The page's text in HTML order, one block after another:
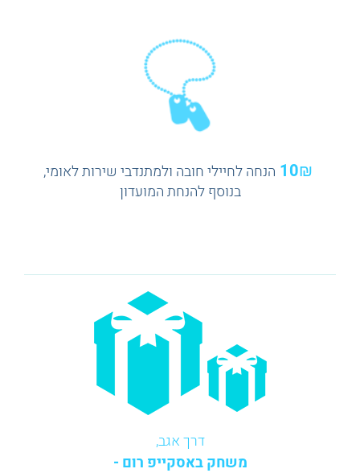
10₪ הנחה לחיילי חובה ולמתנדבי שירות לאומי,
בנוסף להנחת המועדון
דרך אגב,
משחק באסקייפ רום -